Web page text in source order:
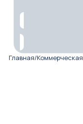
Главная/Коммерческая